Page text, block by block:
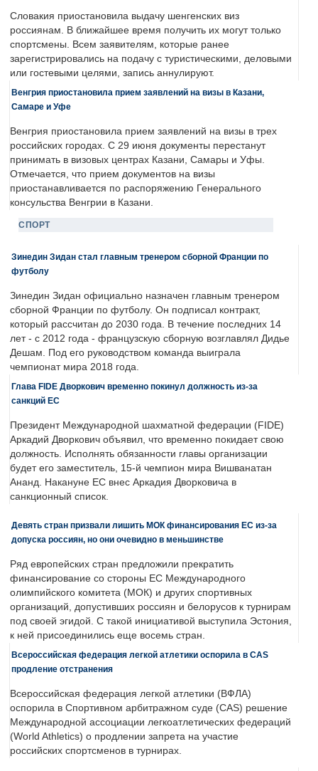
Словакия приостановила выдачу шенгенских виз
россиянам. В ближайшее время получить их могут только
спортсмены. Всем заявителям, которые ранее
зарегистрировались на подачу с туристическими, деловыми
или гостевыми целями, запись аннулируют.
Венгрия приостановила прием заявлений на визы в Казани,
Самаре и Уфе
Венгрия приостановила прием заявлений на визы в трех
российских городах. С 29 июня документы перестанут
принимать в визовых центрах Казани, Самары и Уфы.
Отмечается, что прием документов на визы
приостанавливается по распоряжению Генерального
консульства Венгрии в Казани.
СПОРТ
Зинедин Зидан стал главным тренером сборной Франции по
футболу
Зинедин Зидан официально назначен главным тренером
сборной Франции по футболу. Он подписал контракт,
который рассчитан до 2030 года. В течение последних 14
лет - с 2012 года - французскую сборную возглавлял Дидье
Дешам. Под его руководством команда выиграла
чемпионат мира 2018 года.
Глава FIDE Дворкович временно покинул должность из-за
санкций ЕС
Президент Международной шахматной федерации (FIDE)
Аркадий Дворкович объявил, что временно покидает свою
должность. Исполнять обязанности главы организации
будет его заместитель, 15-й чемпион мира Вишванатан
Ананд. Накануне ЕС внес Аркадия Дворковича в
санкционный список.
Девять стран призвали лишить МОК финансирования ЕС из-за
допуска россиян, но они очевидно в меньшинстве
Ряд европейских стран предложили прекратить
финансирование со стороны ЕС Международного
олимпийского комитета (МОК) и других спортивных
организаций, допустивших россиян и белорусов к турнирам
под своей эгидой. С такой инициативой выступила Эстония,
к ней присоединились еще восемь стран.
Всероссийская федерация легкой атлетики оспорила в CAS
продление отстранения
Всероссийская федерация легкой атлетики (ВФЛА)
оспорила в Спортивном арбитражном суде (CAS) решение
Международной ассоциации легкоатлетических федераций
(World Athletics) о продлении запрета на участие
российских спортсменов в турнирах.